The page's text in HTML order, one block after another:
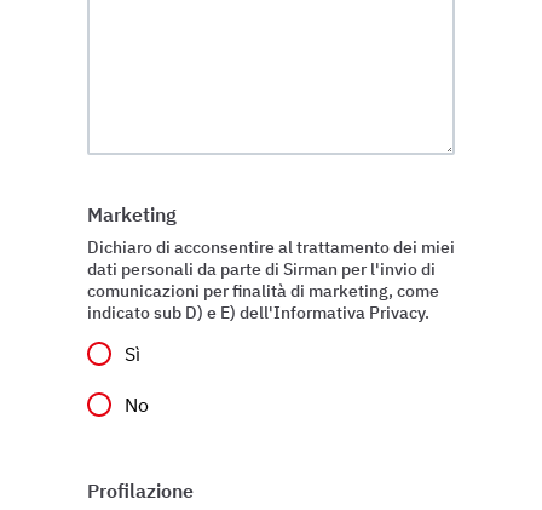
Marketing
Dichiaro di acconsentire al trattamento dei miei
dati personali da parte di Sirman per l'invio di
comunicazioni per finalità di marketing, come
indicato sub D) e E) dell'Informativa Privacy.
Sì
No
Profilazione